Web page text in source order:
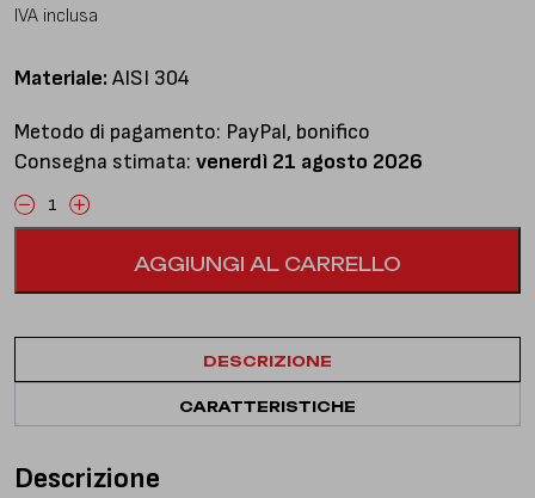
IVA inclusa
Materiale: AISI 304
Metodo di pagamento: PayPal, bonifico
Consegna stimata: venerdì 21 agosto 2026
Frontpipe
catalizzatore
quantità
AGGIUNGI AL CARRELLO
DESCRIZIONE
CARATTERISTICHE
Descrizione